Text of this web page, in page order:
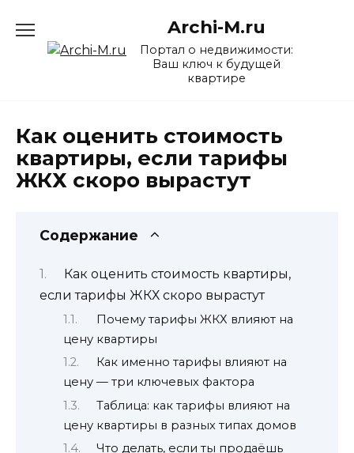
содержанию
Archi-M.ru
Портал о недвижимости:
Ваш ключ к будущей
квартире
Как оценить стоимость
квартиры, если тарифы
ЖКХ скоро вырастут
Содержание
Как оценить стоимость квартиры,
если тарифы ЖКХ скоро вырастут
Почему тарифы ЖКХ влияют на
цену квартиры
Как именно тарифы влияют на
цену — три ключевых фактора
Таблица: как тарифы влияют на
цену квартиры в разных типах домов
Что делать, если ты продаёшь